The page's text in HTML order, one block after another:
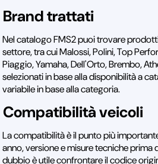
Brand trattati
Nel catalogo FMS2 puoi trovare
settore, tra cui Malossi, Polini, Top
Piaggio, Yamaha, Dell'Orto, Brembo,
selezionati in base alla disponibilità a
variabile in base alla categoria.
Compatibilità veicoli
La compatibilità è il punto più
anno, versione e misure tecniche prima
dubbio è utile confrontare il codice